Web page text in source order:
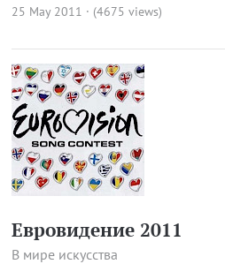
25 May 2011 · (4675 views)
Евровидение 2011
В мире искусства